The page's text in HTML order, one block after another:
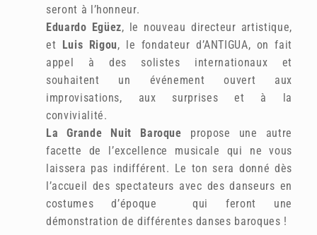
seront à l’honneur.
Eduardo Egüez, le nouveau directeur artistique,
et Luis Rigou, le fondateur d’ANTIGUA, on fait
appel à des solistes internationaux et
souhaitent un événement ouvert aux
improvisations, aux surprises et à la
convivialité.
La Grande Nuit Baroque propose une autre
facette de l’excellence musicale qui ne vous
laissera pas indifférent. Le ton sera donné dès
l’accueil des spectateurs avec des danseurs en
costumes d’époque qui feront une
démonstration de différentes danses baroques !